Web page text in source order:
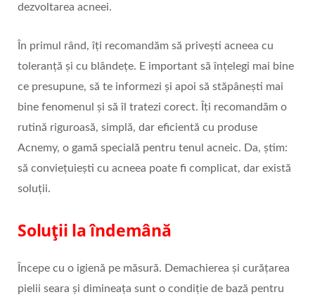
dezvoltarea acneei.
În primul rând, îți recomandăm să privești acneea cu
toleranță și cu blândețe. E important să înțelegi mai bine
ce presupune, să te informezi și apoi să stăpânești mai
bine fenomenul și să îl tratezi corect. Îți recomandăm o
rutină riguroasă, simplă, dar eficientă cu produse
Acnemy, o gamă specială pentru tenul acneic. Da, știm:
să conviețuiești cu acneea poate fi complicat, dar există
soluții.
Soluții la îndemână
Începe cu o igienă pe măsură. Demachierea și curățarea
pielii seara și dimineața sunt o condiție de bază pentru